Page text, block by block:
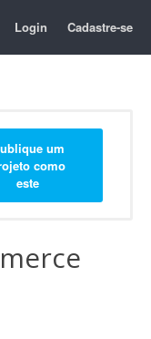
Login Cadastre-se
um
como
este